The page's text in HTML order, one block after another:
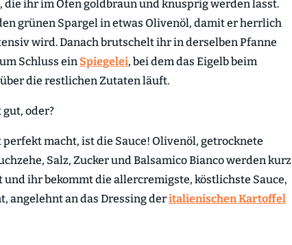
ihr im Ofen goldbraun und knusprig werden lasst.
grünen Spargel in etwas Olivenöl, damit er herrlich
wird. Danach brutschelt ihr in derselben Pfanne
Schluss ein Spiegelei, bei dem das Eigelb beim
die restlichen Zutaten läuft.
oder?
perfekt macht, ist die Sauce! Olivenöl, getrocknete
Salz, Zucker und Balsamico Bianco werden kurz
ihr bekommt die allercremigste, köstlichste Sauce,
angelehnt an das Dressing deritalienischen Kartoffel